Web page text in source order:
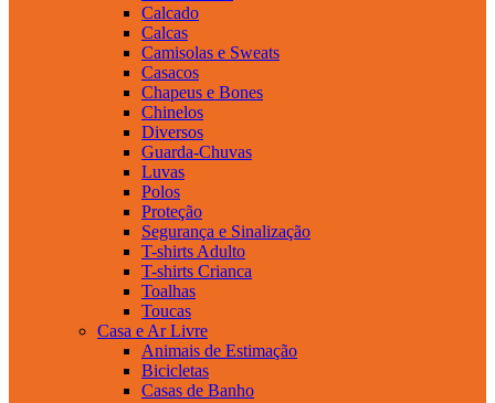
Calcado
Calcas
Camisolas e Sweats
Casacos
Chapeus e Bones
Chinelos
Diversos
Guarda-Chuvas
Luvas
Polos
Proteção
Segurança e Sinalização
T-shirts Adulto
T-shirts Crianca
Toalhas
Toucas
Casa e Ar Livre
Animais de Estimação
Bicicletas
Casas de Banho